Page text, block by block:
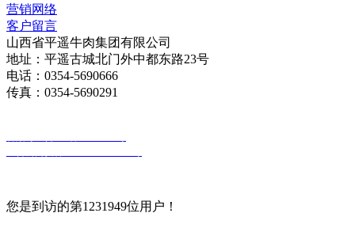
营销网络
客户留言
山西省平遥牛肉集团有限公司
地址：平遥古城北门外中都东路23号
电话：0354-5690666
传真：0354-5690291
您是到访的第1231949位用户！